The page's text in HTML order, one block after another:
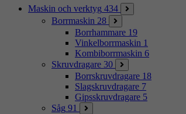
Maskin och verktyg 434
Borrmaskin 28
Borrhammare 19
Vinkelborrmaskin 1
Kombiborrmaskin 6
Skruvdragare 30
Borrskruvdragare 18
Slagskruvdragare 7
Gipsskruvdragare 5
Såg 91